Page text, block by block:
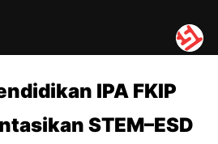
IPA FKIP
STEM–ESD